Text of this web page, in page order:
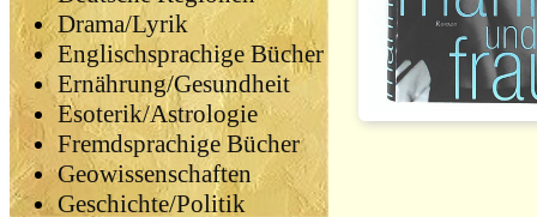
Drama/Lyrik
Englischsprachige Bücher
Ernährung/Gesundheit
Esoterik/Astrologie
Fremdsprachige Bücher
Geowissenschaften
Geschichte/Politik